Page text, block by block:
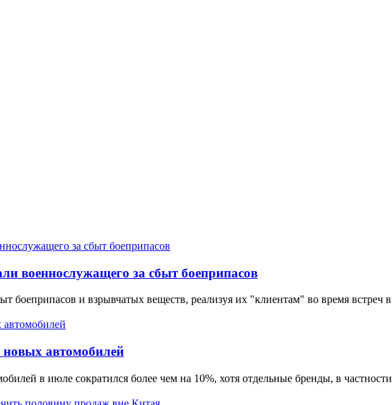
военнослужащего за сбыт боеприпасов
боеприпасов и взрывчатых веществ, реализуя их "клиентам" во время встреч
автомобилей
в июле сократился более чем на 10%, хотя отдельные бренды, в